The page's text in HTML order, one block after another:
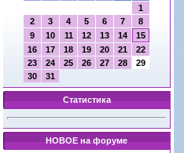
1
2
3 4 5 6 7
8
9
10 11 12 13 14
15
16
17 18 19 20 21
22
23
24 25 26 27 28
29
30
31
Статистика
НОВОЕ на форуме